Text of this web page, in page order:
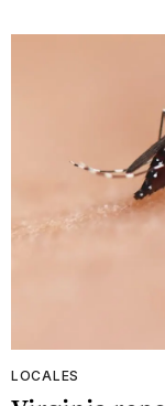
LOCALES